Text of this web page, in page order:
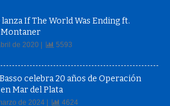
lanza If The World Was Ending ft.
Montaner
de 2020 | 5593
celebra 20 años de Operación
Mar del Plata
de 2024 | 4624